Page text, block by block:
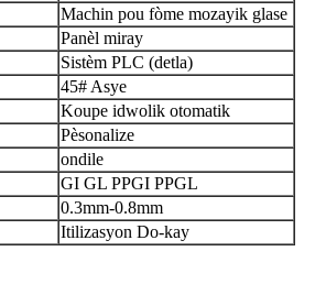
Machin pou fòme mozayik glase
Panèl miray
Sistèm PLC (detla)
45# Asye
Koupe idwolik otomatik
Pèsonalize
ondile
GI GL PPGI PPGL
0.3mm-0.8mm
Itilizasyon Do-kay